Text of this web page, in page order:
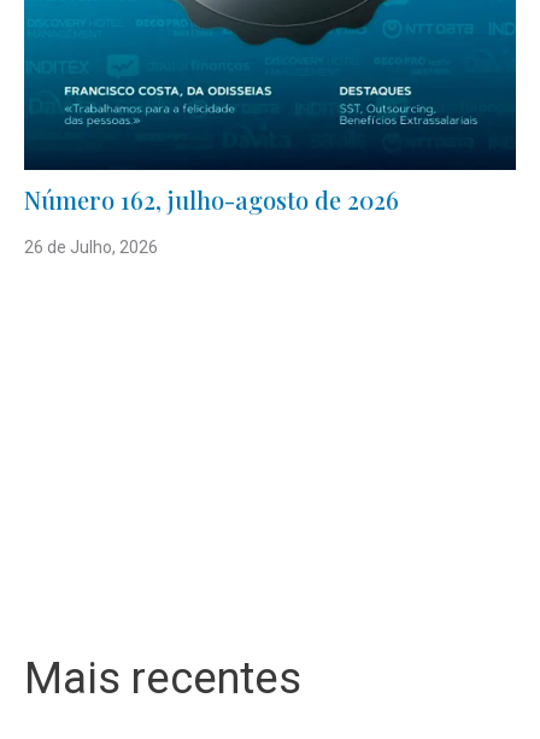
Número 162, julho-agosto de 2026
26 de Julho, 2026
Mais recentes